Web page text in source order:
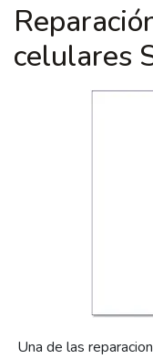
celulares
Una de las